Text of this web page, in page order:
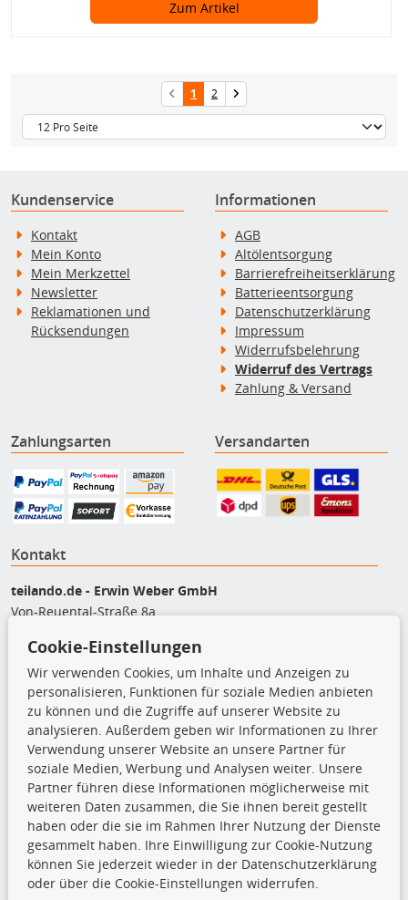
Zum Artikel
1 2
Kundenservice
Kontakt
Mein Konto
Mein Merkzettel
Newsletter
Reklamationen und
Rücksendungen
Informationen
AGB
Altölentsorgung
Barrierefreiheitserklärung
Batterieentsorgung
Datenschutzerklärung
Impressum
Widerrufsbelehrung
Widerruf des Vertrags
Zahlung & Versand
Zahlungsarten Versandarten
Kontakt
teilando.de - Erwin Weber GmbH
Von-Reuental-Straße 8a
+49 (0) 8165 / 5093200
shop@teilando.de
Top Produkte
Beleuchtung
Bremsbeläge
Bremsscheiben
Kupplungssatz
Querlenker
Radlager
Stoßdämpfer
Cookie-Einstellungen
Wir verwenden Cookies, um Inhalte und Anzeigen zu
personalisieren, Funktionen für soziale Medien anbieten
zu können und die Zugriffe auf unserer Website zu
analysieren. Außerdem geben wir Informationen zu Ihrer
Verwendung unserer Website an unsere Partner für
soziale Medien, Werbung und Analysen weiter. Unsere
Partner führen diese Informationen möglicherweise mit
weiteren Daten zusammen, die Sie ihnen bereit gestellt
haben oder die sie im Rahmen Ihrer Nutzung der Dienste
gesammelt haben. Ihre Einwilligung zur Cookie-Nutzung
können Sie jederzeit wieder in der Datenschutzerklärung
oder über die Cookie-Einstellungen widerrufen.